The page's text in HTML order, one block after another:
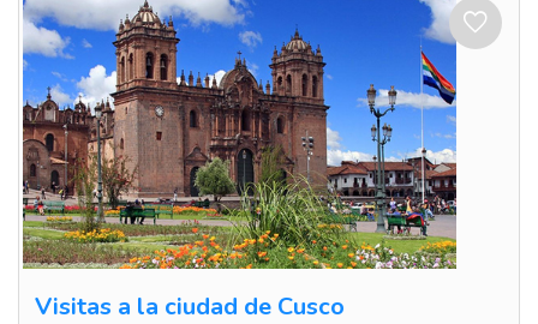
Visitas a la ciudad de Cusco